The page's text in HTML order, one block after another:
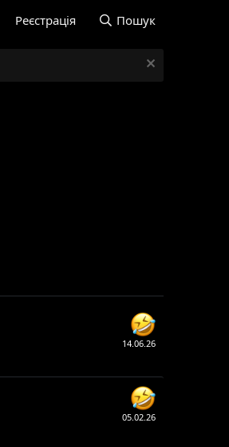
Реєстрація Пошук
14.06.26
05.02.26